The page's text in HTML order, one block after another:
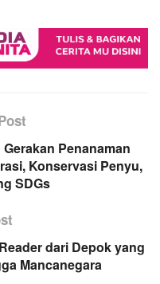
Penanaman
Konservasi Penyu,
SDGs
dari Depok yang
Mancanegara